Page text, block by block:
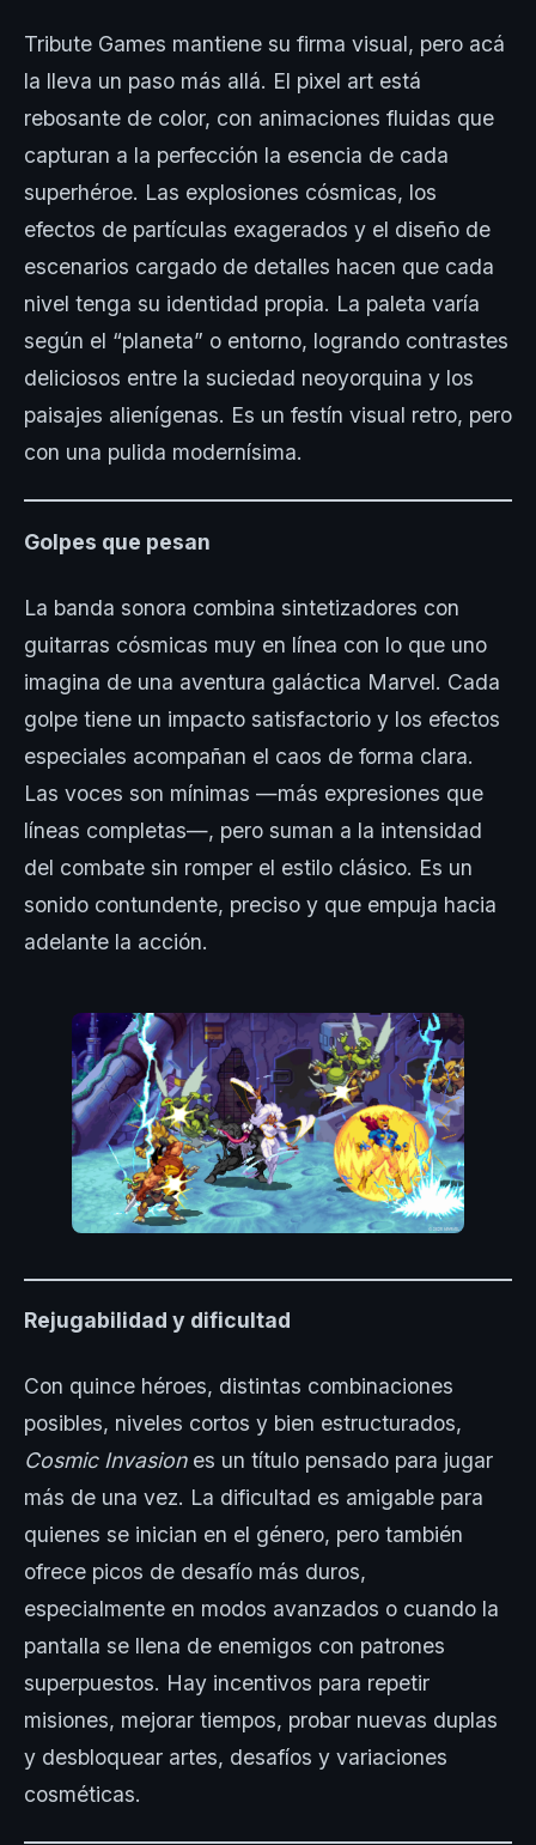
Tribute Games mantiene su firma visual, pero acá
la lleva un paso más allá. El pixel art está
rebosante de color, con animaciones fluidas que
capturan a la perfección la esencia de cada
superhéroe. Las explosiones cósmicas, los
efectos de partículas exagerados y el diseño de
escenarios cargado de detalles hacen que cada
nivel tenga su identidad propia. La paleta varía
según el “planeta” o entorno, logrando contrastes
deliciosos entre la suciedad neoyorquina y los
paisajes alienígenas. Es un festín visual retro, pero
con una pulida modernísima.
Golpes que pesan
La banda sonora combina sintetizadores con
guitarras cósmicas muy en línea con lo que uno
imagina de una aventura galáctica Marvel. Cada
golpe tiene un impacto satisfactorio y los efectos
especiales acompañan el caos de forma clara.
Las voces son mínimas —más expresiones que
líneas completas—, pero suman a la intensidad
del combate sin romper el estilo clásico. Es un
sonido contundente, preciso y que empuja hacia
adelante la acción.
Rejugabilidad y dificultad
Con quince héroes, distintas combinaciones
posibles, niveles cortos y bien estructurados,
Cosmic Invasiones un título pensado para jugar
más de una vez. La dificultad es amigable para
quienes se inician en el género, pero también
ofrece picos de desafío más duros,
especialmente en modos avanzados o cuando la
pantalla se llena de enemigos con patrones
superpuestos. Hay incentivos para repetir
misiones, mejorar tiempos, probar nuevas duplas
y desbloquear artes, desafíos y variaciones
cosméticas.